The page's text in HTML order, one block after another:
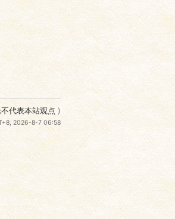
代表本站观点 )
2026-8-7 06:58